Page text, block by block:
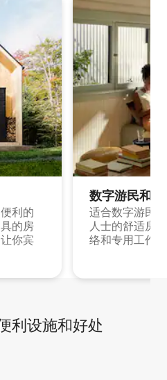
利的
的房
你宾
数字游民和
适合数字游民
人士的舒适房
络和专用工作
利设施和好处